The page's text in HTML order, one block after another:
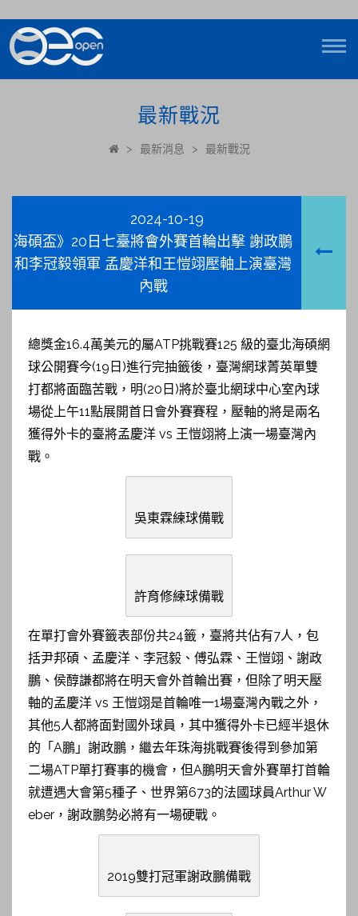
最新戰況
> 最新消息 > 最新戰況
2024-10-19
海碩盃》20日七臺將會外賽首輪出擊 謝政鵬
和李冠毅領軍 孟慶洋和王愷翊壓軸上演臺灣
內戰
總獎金16.4萬美元的屬ATP挑戰賽125 級的臺北海碩網
球公開賽今(19日)進行完抽籤後，臺灣網球菁英單雙
打都將面臨苦戰，明(20日)將於臺北網球中心室內球
場從上午11點展開首日會外賽賽程，壓軸的將是兩名
獲得外卡的臺將孟慶洋 vs 王愷翊將上演一場臺灣內
戰。
吳東霖練球備戰
許育修練球備戰
在單打會外賽籤表部份共24籤，臺將共佔有7人，包
括尹邦碩、孟慶洋、李冠毅、傅弘霖、王愷翊、謝政
鵬、侯醇謙都將在明天會外首輪出賽，但除了明天壓
軸的孟慶洋 vs 王愷翊是首輪唯一1場臺灣內戰之外，
其他5人都將面對國外球員，其中獲得外卡已經半退休
的「A鵬」謝政鵬，繼去年珠海挑戰賽後得到參加第
二場ATP單打賽事的機會，但A鵬明天會外賽單打首輪
就遭遇大會第5種子、世界第673的法國球員Arthur W
eber，謝政鵬勢必將有一場硬戰。
2019雙打冠軍謝政鵬備戰